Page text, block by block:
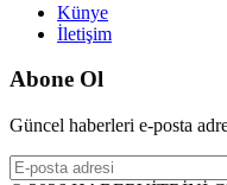
Künye
İletişim
Abone Ol
Güncel haberleri e-posta